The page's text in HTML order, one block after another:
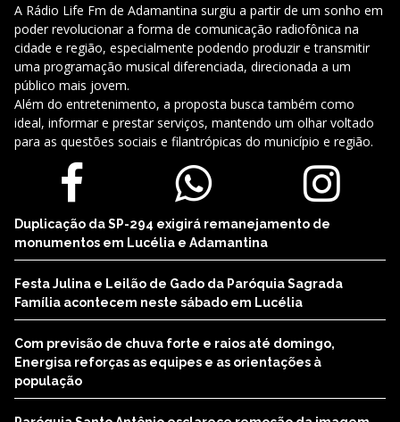
A Rádio Life Fm de Adamantina surgiu a partir de um sonho em
poder revolucionar a forma de comunicação radiofônica na
cidade e região, especialmente podendo produzir e transmitir
uma programação musical diferenciada, direcionada a um
público mais jovem.
Além do entretenimento, a proposta busca também como
ideal, informar e prestar serviços, mantendo um olhar voltado
para as questões sociais e filantrópicas do município e região.
Duplicação da SP-294 exigirá remanejamento de
monumentos em Lucélia e Adamantina
Festa Julina e Leilão de Gado da Paróquia Sagrada
Família acontecem neste sábado em Lucélia
Com previsão de chuva forte e raios até domingo,
Energisa reforças as equipes e as orientações à
população